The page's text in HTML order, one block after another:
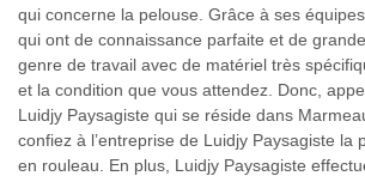
qui concerne la pelouse. Grâce à ses
qui ont de connaissance parfaite et de
genre de travail avec de matériel très
et la condition que vous attendez. Donc,
Luidjy Paysagiste qui se réside dans
confiez à l’entreprise de Luidjy Paysagiste la
en rouleau. En plus, Luidjy Paysagiste